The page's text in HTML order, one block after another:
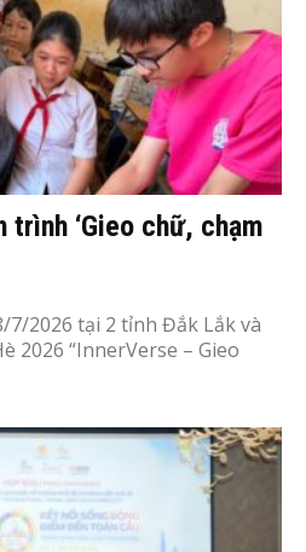
trình ‘Gieo chữ, chạm
2026 tại 2 tỉnh Đắk Lắk và
2026 “InnerVerse – Gieo